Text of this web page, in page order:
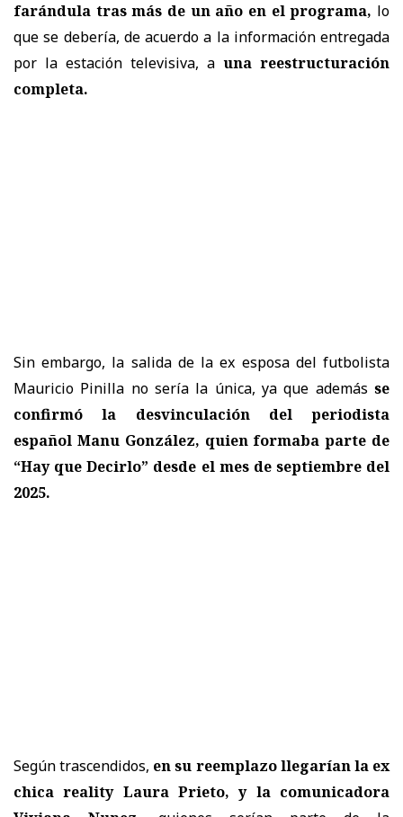
farándula tras más de un año en el programa, lo
que se debería, de acuerdo a la información entregada
por la estación televisiva, a una reestructuración
completa.
Sin embargo, la salida de la ex esposa del futbolista
Mauricio Pinilla no sería la única, ya que además se
confirmó la desvinculación del periodista
español Manu González, quien formaba parte de
“Hay que Decirlo” desde el mes de septiembre del
2025.
Según trascendidos, en su reemplazo llegarían la ex
chica reality Laura Prieto, y la comunicadora